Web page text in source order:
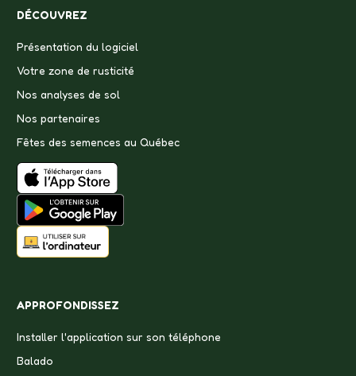
DÉCOUVREZ
Présentation du logiciel
Votre zone de rusticité
Nos analyses de sol
Nos partenaires
Fêtes des semences au Québec
APPROFONDISSEZ
Installer l'application sur son téléphone
Balado